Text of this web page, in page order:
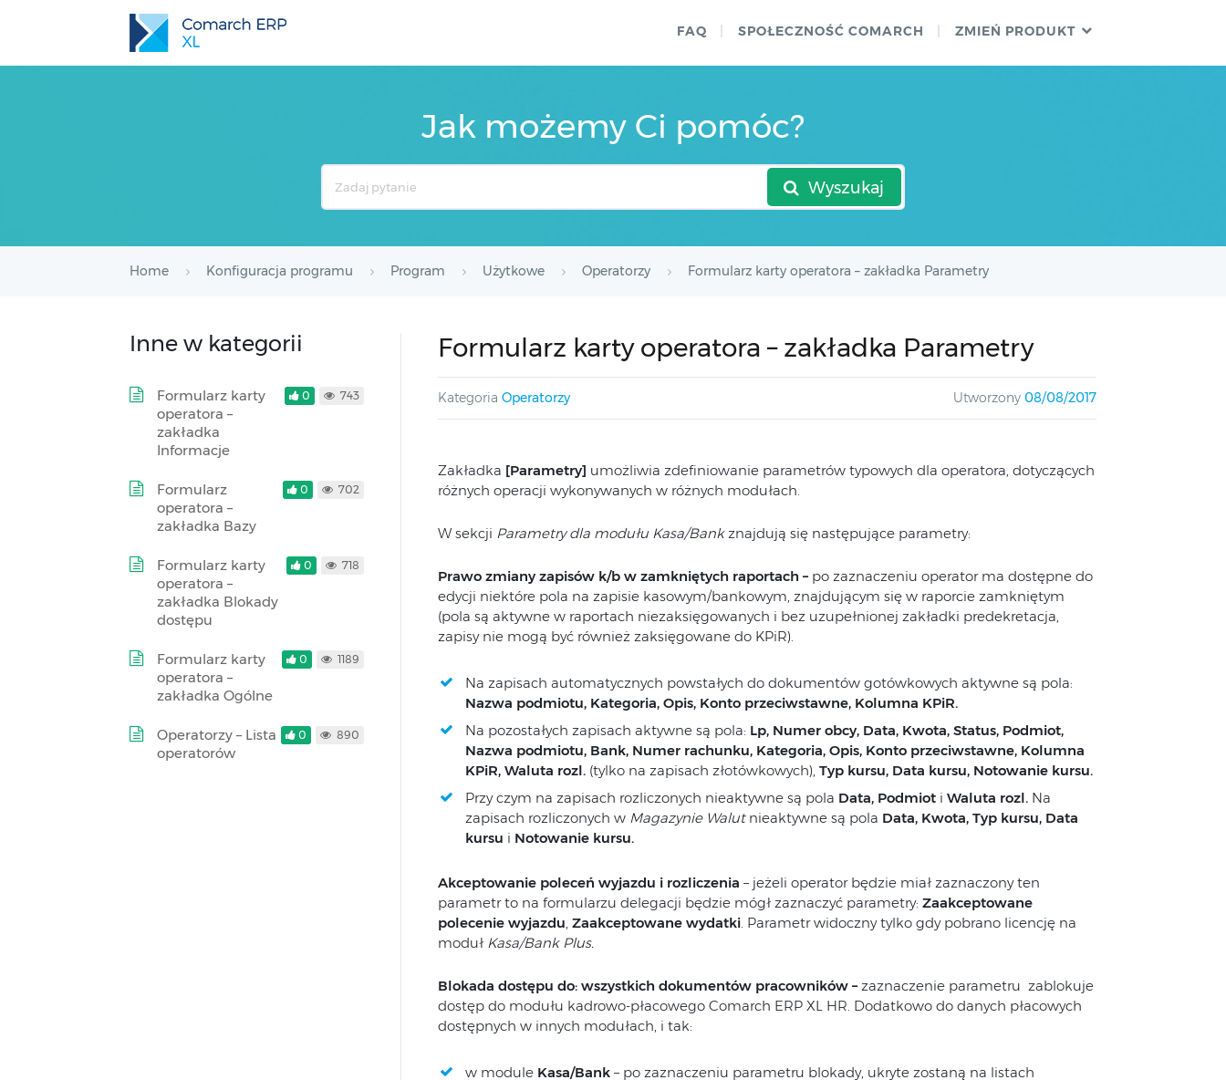
FAQ SPOŁECZNOŚĆ COMARCH ZMIEŃ PRODUKT
Jak możemy Ci pomóc?
Wyszukaj
Home Konfiguracja programu Program Użytkowe Operatorzy Formularz karty operatora – zakładka Parametry
Formularz karty operatora – zakładka Parametry
Kategoria Operatorzy Utworzony 08/08/2017
Zakładka [Parametry] umożliwia zdefiniowanie parametrów typowych dla operatora, dotyczących
różnych operacji wykonywanych w różnych modułach.
W sekcji Parametry dla modułu Kasa/Bankznajdują się następujące parametry:
Prawo zmiany zapisów k/b w zamkniętych raportach – po zaznaczeniu operator ma dostępne do
edycji niektóre pola na zapisie kasowym/bankowym, znajdującym się w raporcie zamkniętym
(pola są aktywne w raportach niezaksięgowanych i bez uzupełnionej zakładki predekretacja,
zapisy nie mogą być również zaksięgowane do KPiR).
Na zapisach automatycznych powstałych do dokumentów gotówkowych aktywne są pola:
Nazwa podmiotu, Kategoria, Opis, Konto przeciwstawne, Kolumna KPiR.
Na pozostałych zapisach aktywne są pola: Lp, Numer obcy, Data, Kwota, Status, Podmiot,
Nazwa podmiotu, Bank, Numer rachunku, Kategoria, Opis, Konto przeciwstawne, Kolumna
KPiR, Waluta rozl.(tylko na zapisach złotówkowych), Typ kursu, Data kursu, Notowanie kursu.
Przy czym na zapisach rozliczonych nieaktywne są pola Data, Podmioti Waluta rozl.Na
zapisach rozliczonych w Magazynie Walutnieaktywne są pola Data, Kwota, Typ kursu, Data
kursu i Notowanie kursu.
Akceptowanie poleceń wyjazdu i rozliczenia – jeżeli operator będzie miał zaznaczony ten
parametr to na formularzu delegacji będzie mógł zaznaczyć parametry: Zaakceptowane
polecenie wyjazdu Zaakceptowane wydatki. Parametr widoczny tylko gdy pobrano licencję na
moduł Kasa/Bank Plus.
Blokada dostępu do: wszystkich dokumentów pracowników – zaznaczenie parametru zablokuje
dostęp do modułu kadrowo-płacowego Comarch ERP XL HR. Dodatkowo do danych płacowych
dostępnych w innych modułach, i tak:
w module Kasa/Bank– po zaznaczeniu parametru blokady, ukryte zostaną na listach
Inne w kategorii
Formularz karty
operatora –
zakładka
Informacje
0 743
Formularz
operatora –
zakładka Bazy
0 702
Formularz karty
operatora –
zakładka Blokady
dostępu
0 718
Formularz karty
operatora –
zakładka Ogólne
0 1189
Operatorzy – Lista
operatorów
0 890